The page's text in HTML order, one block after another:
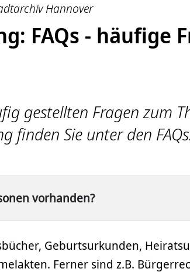
Hannover
FAQs - häufige
gestellten Fragen zum
finden Sie unter den FAQs.
vorhanden?
Geburtsurkunden,
Ferner sind z.B.